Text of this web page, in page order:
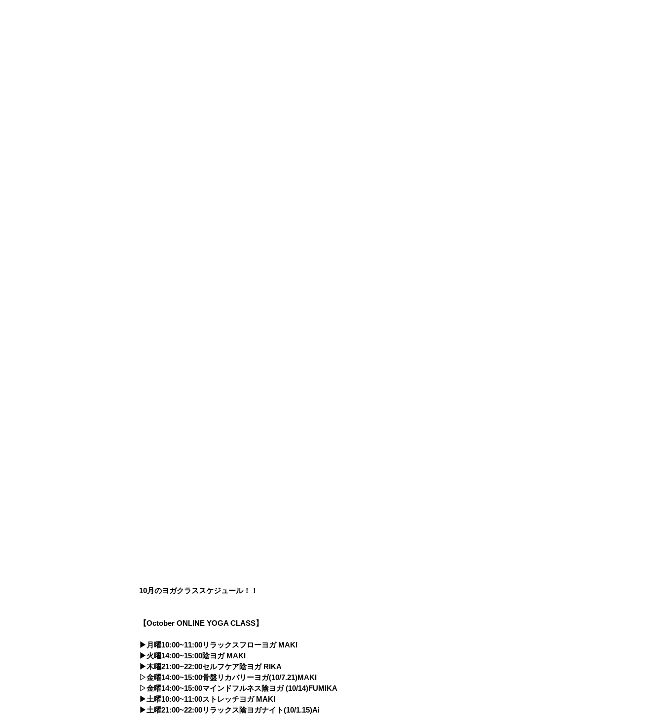
10月のヨガクラススケジュール！！
【October ONLINE YOGA CLASS】
▶︎月曜10:00~11:00リラックスフローヨガ MAKI
▶︎火曜14:00~15:00陰ヨガ MAKI
▶︎木曜21:00~22:00セルフケア陰ヨガ RIKA
▷金曜14:00~15:00骨盤リカバリーヨガ(10/7.21)MAKI
▷金曜14:00~15:00マインドフルネス陰ヨガ (10/14)FUMIKA
▶︎土曜10:00~11:00ストレッチヨガ MAKI
▶︎土曜21:00~22:00リラックス陰ヨガナイト(10/1.15)Ai